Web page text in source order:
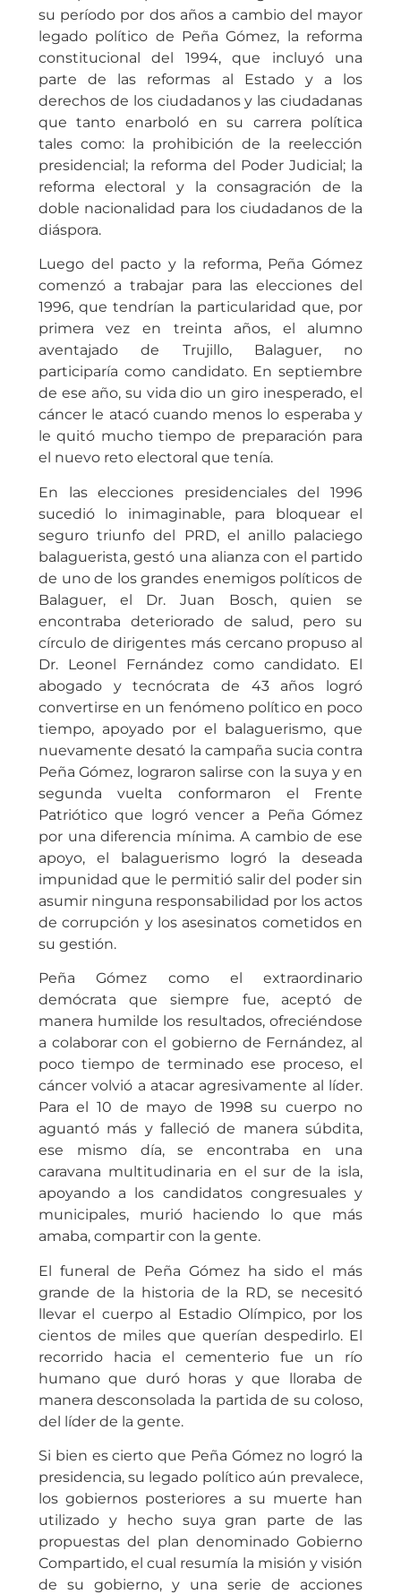
su período por dos años a cambio del mayor
legado político de Peña Gómez, la reforma
constitucional del 1994, que incluyó una
parte de las reformas al Estado y a los
derechos de los ciudadanos y las ciudadanas
que tanto enarboló en su carrera política
tales como: la prohibición de la reelección
presidencial; la reforma del Poder Judicial; la
reforma electoral y la consagración de la
doble nacionalidad para los ciudadanos de la
diáspora.
Luego del pacto y la reforma, Peña Gómez
comenzó a trabajar para las elecciones del
1996, que tendrían la particularidad que, por
primera vez en treinta años, el alumno
aventajado de Trujillo, Balaguer, no
participaría como candidato. En septiembre
de ese año, su vida dio un giro inesperado, el
cáncer le atacó cuando menos lo esperaba y
le quitó mucho tiempo de preparación para
el nuevo reto electoral que tenía.
En las elecciones presidenciales del 1996
sucedió lo inimaginable, para bloquear el
seguro triunfo del PRD, el anillo palaciego
balaguerista, gestó una alianza con el partido
de uno de los grandes enemigos políticos de
Balaguer, el Dr. Juan Bosch, quien se
encontraba deteriorado de salud, pero su
círculo de dirigentes más cercano propuso al
Dr. Leonel Fernández como candidato. El
abogado y tecnócrata de 43 años logró
convertirse en un fenómeno político en poco
tiempo, apoyado por el balaguerismo, que
nuevamente desató la campaña sucia contra
Peña Gómez, lograron salirse con la suya y en
segunda vuelta conformaron el Frente
Patriótico que logró vencer a Peña Gómez
por una diferencia mínima. A cambio de ese
apoyo, el balaguerismo logró la deseada
impunidad que le permitió salir del poder sin
asumir ninguna responsabilidad por los actos
de corrupción y los asesinatos cometidos en
su gestión.
Peña Gómez como el extraordinario
demócrata que siempre fue, aceptó de
manera humilde los resultados, ofreciéndose
a colaborar con el gobierno de Fernández, al
poco tiempo de terminado ese proceso, el
cáncer volvió a atacar agresivamente al líder.
Para el 10 de mayo de 1998 su cuerpo no
aguantó más y falleció de manera súbdita,
ese mismo día, se encontraba en una
caravana multitudinaria en el sur de la isla,
apoyando a los candidatos congresuales y
municipales, murió haciendo lo que más
amaba, compartir con la gente.
El funeral de Peña Gómez ha sido el más
grande de la historia de la RD, se necesitó
llevar el cuerpo al Estadio Olímpico, por los
cientos de miles que querían despedirlo. El
recorrido hacia el cementerio fue un río
humano que duró horas y que lloraba de
manera desconsolada la partida de su coloso,
del líder de la gente.
Si bien es cierto que Peña Gómez no logró la
presidencia, su legado político aún prevalece,
los gobiernos posteriores a su muerte han
utilizado y hecho suya gran parte de las
propuestas del plan denominado Gobierno
Compartido, el cual resumía la misión y visión
de su gobierno, y una serie de acciones